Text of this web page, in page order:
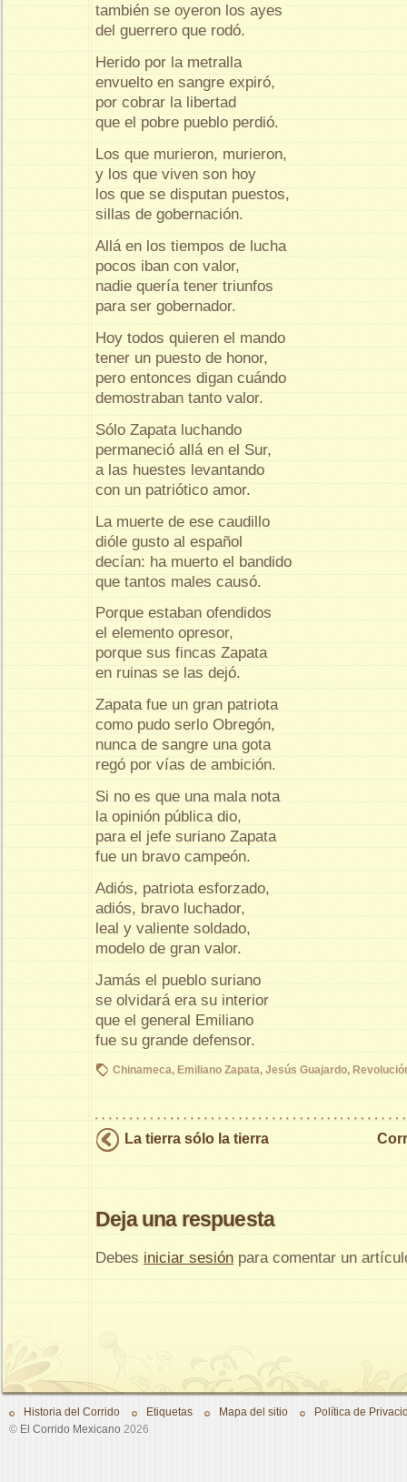
también se oyeron los ayes
del guerrero que rodó.
Herido por la metralla
envuelto en sangre expiró,
por cobrar la libertad
que el pobre pueblo perdió.
Los que murieron, murieron,
y los que viven son hoy
los que se disputan puestos,
sillas de gobernación.
Allá en los tiempos de lucha
pocos iban con valor,
nadie quería tener triunfos
para ser gobernador.
Hoy todos quieren el mando
tener un puesto de honor,
pero entonces digan cuándo
demostraban tanto valor.
Sólo Zapata luchando
permaneció allá en el Sur,
a las huestes levantando
con un patriótico amor.
La muerte de ese caudillo
dióle gusto al español
decían: ha muerto el bandido
que tantos males causó.
Porque estaban ofendidos
el elemento opresor,
porque sus fincas Zapata
en ruinas se las dejó.
Zapata fue un gran patriota
como pudo serlo Obregón,
nunca de sangre una gota
regó por vías de ambición.
Si no es que una mala nota
la opinión pública dio,
para el jefe suriano Zapata
fue un bravo campeón.
Adiós, patriota esforzado,
adiós, bravo luchador,
leal y valiente soldado,
modelo de gran valor.
Jamás el pueblo suriano
se olvidará era su interior
que el general Emiliano
fue su grande defensor.
Chinameca, Emiliano Zapata, Jesús Guajardo,
La tierra sólo la tierra
Deja una respuesta
Debes iniciar sesión para comentar un
Historia del Corrido Etiquetas Mapa del sitio
Política de
© El Corrido Mexicano 2026